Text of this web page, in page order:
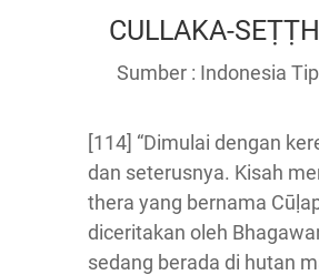
CULLAKA-
Sumber : Indonesia
[114] “Dimulai dengan
dan seterusnya. Kisah
thera yang bernama
diceritakan oleh
sedang berada di hutan